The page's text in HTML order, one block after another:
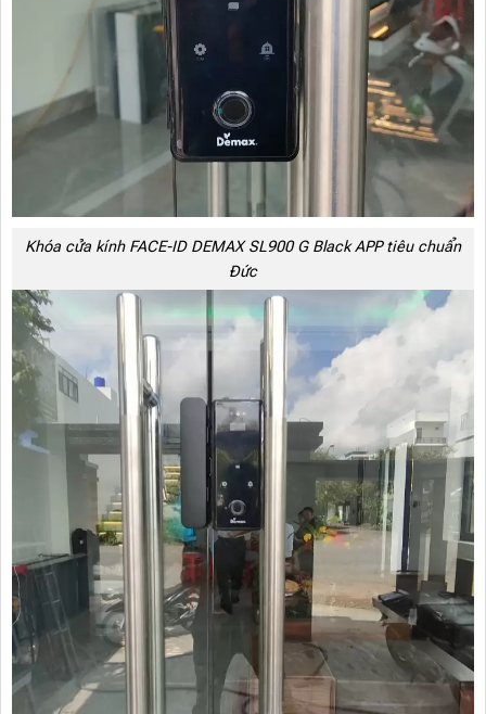
Khóa cửa kính FACE-ID DEMAX SL900 G Black APP tiêu chuẩn
Đức